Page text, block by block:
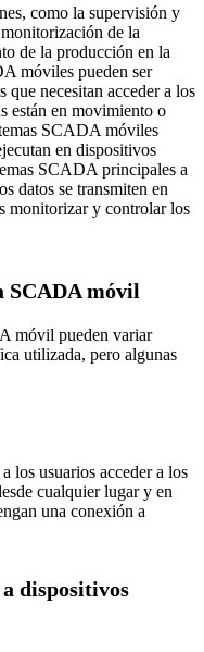
como la supervisión y
de la
de la producción en la
móviles pueden ser
que necesitan acceder a los
están en movimiento o
SCADA móviles
en dispositivos
SCADA principales a
datos se transmiten en
monitorizar y controlar los
SCADA móvil
móvil pueden variar
utilizada, pero algunas
los usuarios acceder a los
cualquier lugar y en
una conexión a
dispositivos